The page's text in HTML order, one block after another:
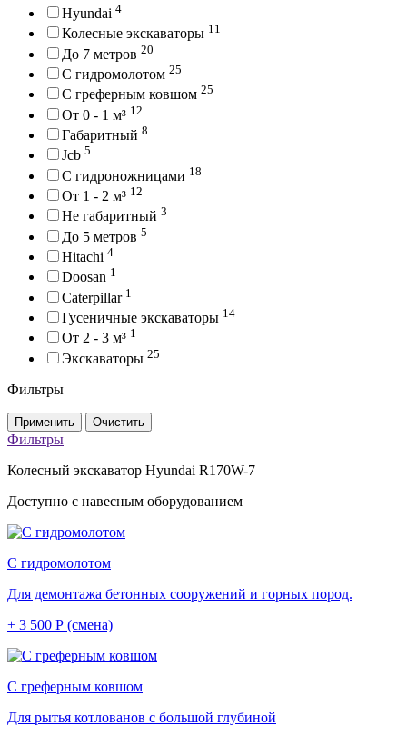
Hyundai 4
Колесные экскаваторы 11
До 7 метров 20
С гидромолотом 25
С греферным ковшом 25
От 0 - 1 м³ 12
Габаритный 8
Jcb 5
С гидроножницами 18
От 1 - 2 м³ 12
Не габаритный 3
До 5 метров 5
Hitachi 4
Doosan 1
Caterpillar 1
Гусеничные экскаваторы 14
От 2 - 3 м³ 1
Экскаваторы 25
Фильтры
Применить Очистить
Фильтры
Колесный экскаватор Hyundai R170W-7
Доступно с навесным оборудованием
С гидромолотом
Для демонтажа бетонных сооружений и горных пород.
+ 3 500 Р (смена)
С греферным ковшом
Для рытья котлованов с большой глубиной